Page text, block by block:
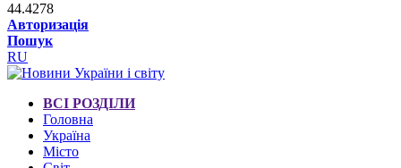
44.4278
Авторизація
Пошук
RU
ВСІ РОЗДІЛИ
Головна
Україна
Місто